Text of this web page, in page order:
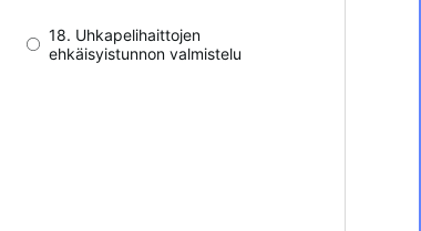
18. Uhkapelihaittojen
ehkäisyistunnon valmistelu